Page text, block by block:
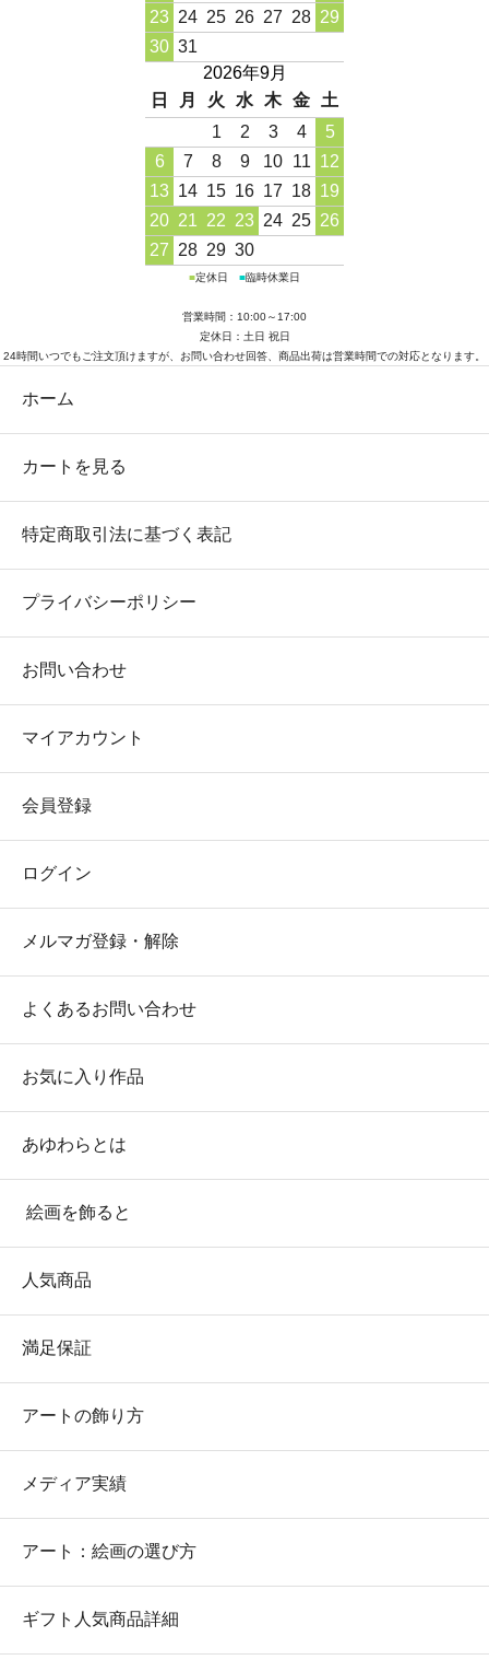
23 24 25 26 27 28 29
30 31
2026年9月
日
月 火 水 木 金
土
1
2 3 4
5
6
7 8 9 10 11 12
13 14 15 16 17 18 19
20 21 22 23 24 25 26
27 28 29 30
■定休日 ■臨時休業日
営業時間：10:00～17:00
定休日：土日 祝日
24時間いつでもご注文頂けますが、お問い合わせ回答、商品出荷は営業時間での対応となります。
ホーム
カートを見る
特定商取引法に基づく表記
プライバシーポリシー
お問い合わせ
マイアカウント
会員登録
ログイン
メルマガ登録・解除
よくあるお問い合わせ
お気に入り作品
あゆわらとは
絵画を飾ると
人気商品
満足保証
アートの飾り方
メディア実績
アート：絵画の選び方
ギフト人気商品詳細